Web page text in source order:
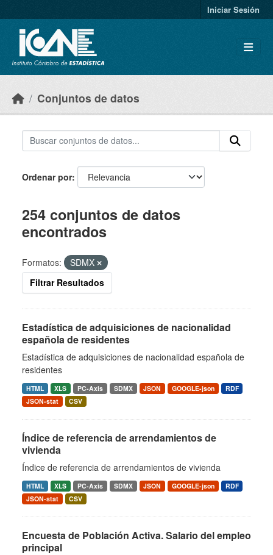
Iniciar Sesión
Conjuntos de datos
Ordenar por
254 conjuntos de datos
encontrados
Formatos:
SDMX
Filtrar Resultados
Estadística de adquisiciones de nacionalidad
española de residentes
Estadística de adquisiciones de nacionalidad española de
residentes
HTML XLS PC-Axis SDMX JSON GOOGLE-json
RDF
JSON-stat
CSV
Índice de referencia de arrendamientos de
vivienda
Índice de referencia de arrendamientos de vivienda
HTML XLS PC-Axis SDMX JSON GOOGLE-json
RDF
JSON-stat
CSV
Encuesta de Población Activa. Salario del empleo
principal